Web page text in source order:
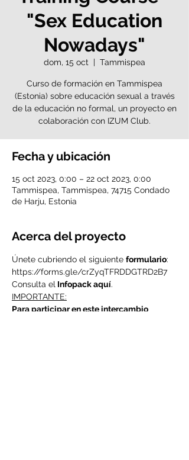
"Sex Education
Nowadays"
dom, 15 oct
  |
Tammispea
Curso de formación en Tammispea
(Estonia) sobre educación sexual a través
de la educación no formal, un proyecto en
colaboración con IZUM Club.
Fecha y ubicación
15 oct 2023, 0:00 – 22 oct 2023, 0:00
Tammispea, Tammispea, 74715 Condado
de Harju, Estonia
Acerca del proyecto
Únete cubriendo el siguiente formulario:
https://forms.gle/crZyqTFRDDGTRD2B7
Consulta el Infopack aquí.
IMPORTANTE:
Para participar en este intercambio